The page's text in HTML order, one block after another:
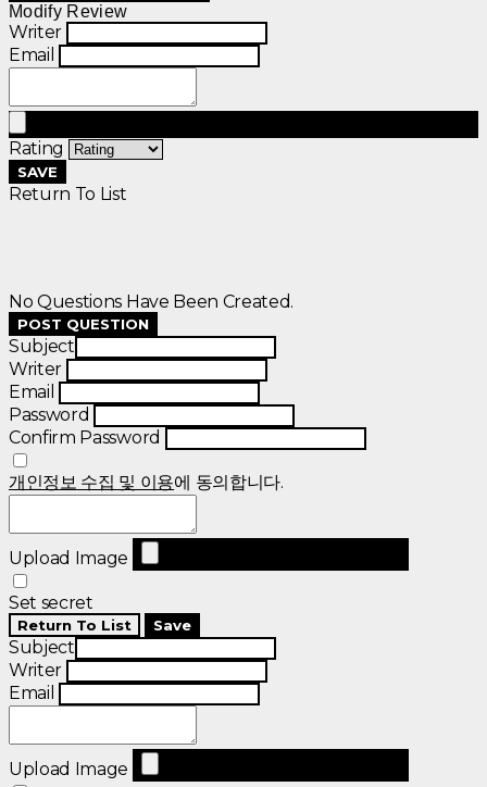
Modify Review
Writer
Email
Rating
SAVE
Return To List
No Questions Have Been Created.
POST QUESTION
Subject
Writer
Email
Password
Confirm Password
개인정보 수집 및 이용에 동의합니다.
Upload Image
Set secret
Return To List Save
Subject
Writer
Email
Upload Image